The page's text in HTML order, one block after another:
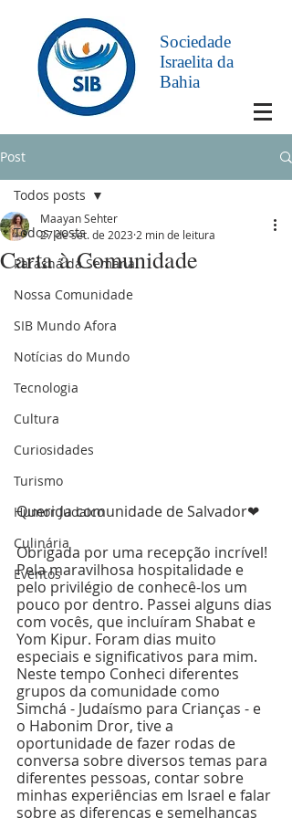
Sociedade
Israelita da
Bahia
Post
Todos posts
Parashá da Semana
Nossa Comunidade
SIB Mundo Afora
Notícias do Mundo
Tecnologia
Cultura
Curiosidades
Turismo
Humor Judaico
Culinária
Eventos
Todos posts
Carta à Comunidade
Maayan Sehter
27 de set. de 2023 2 min de leitura
Querida comunidade de Salvador❤
Obrigada por uma recepção incrível!
Pela maravilhosa hospitalidade e
pelo privilégio de conhecê-los um
pouco por dentro. Passei alguns dias
com vocês, que incluíram Shabat e
Yom Kipur. Foram dias muito
especiais e significativos para mim.
Neste tempo Conheci diferentes
grupos da comunidade como
Simchá - Judaísmo para Crianças - e
o Habonim Dror, tive a
oportunidade de fazer rodas de
conversa sobre diversos temas para
diferentes pessoas, contar sobre
minhas experiências em Israel e falar
sobre as diferenças e semelhanças